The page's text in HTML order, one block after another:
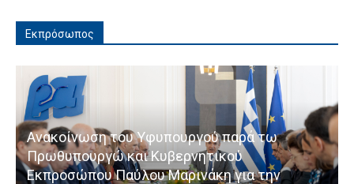
Εκπρόσωπος
Ανακοίνωση του Υφυπουργού παρά τω
Πρωθυπουργώ και Κυβερνητικού
Εκπροσώπου Παύλου Μαρινάκη για την